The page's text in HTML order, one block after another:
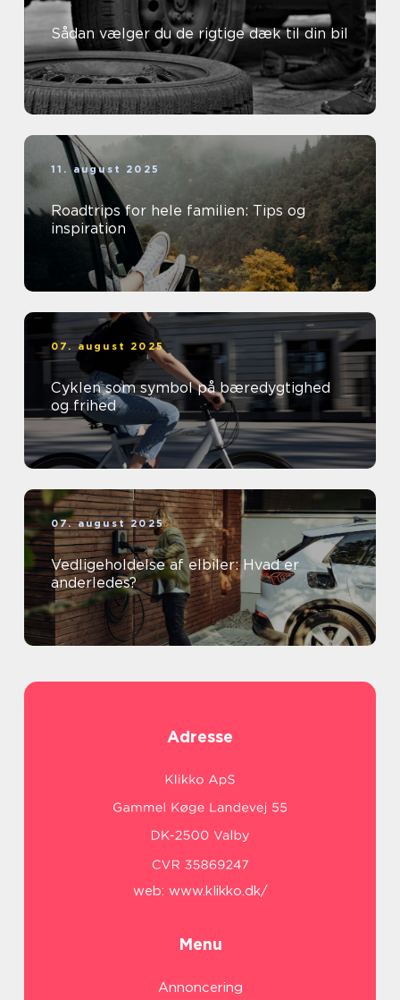
Sådan vælger du de rigtige dæk til din bil
11. august 2025
Roadtrips for hele familien: Tips og
inspiration
07. august 2025
Cyklen som symbol på bæredygtighed
og frihed
07. august 2025
Vedligeholdelse af elbiler: Hvad er
anderledes?
Adresse
web: www.klikko.dk/
Menu
Annoncering